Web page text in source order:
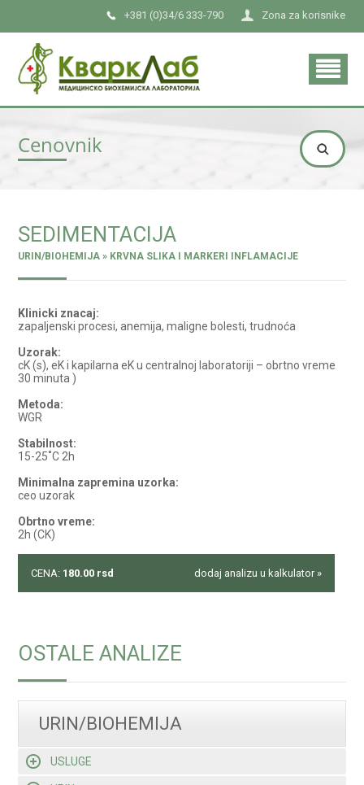
Zona za korisnike
+381 (0)34/6 333-790
Cenovnik
SEDIMENTACIJA
URIN/BIOHEMIJA » KRVNA SLIKA I MARKERI INFLAMACIJE
Klinicki znacaj:
zapaljenski procesi, anemija, maligne bolesti, trudnoća
Uzorak:
cK (s), eK i kapilarna eK u centralnoj laboratoriji – obrtno vreme
30 minuta )
Metoda:
WGR
Stabilnost:
15-25˚C 2h
Minimalna zapremina uzorka:
ceo uzorak
Obrtno vreme:
2h (CK)
CENA: 180.00 rsd dodaj analizu u kalkulator »
OSTALE ANALIZE
URIN/BIOHEMIJA
USLUGE